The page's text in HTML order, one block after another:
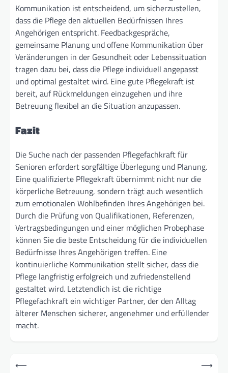
Kommunikation ist entscheidend, um sicherzustellen,
dass die Pflege den aktuellen Bedürfnissen Ihres
Angehörigen entspricht. Feedbackgespräche,
gemeinsame Planung und offene Kommunikation über
Veränderungen in der Gesundheit oder Lebenssituation
tragen dazu bei, dass die Pflege individuell angepasst
und optimal gestaltet wird. Eine gute Pflegekraft ist
bereit, auf Rückmeldungen einzugehen und ihre
Betreuung flexibel an die Situation anzupassen.
Fazit
Die Suche nach der passenden Pflegefachkraft für
Senioren erfordert sorgfältige Überlegung und Planung.
Eine qualifizierte Pflegekraft übernimmt nicht nur die
körperliche Betreuung, sondern trägt auch wesentlich
zum emotionalen Wohlbefinden Ihres Angehörigen bei.
Durch die Prüfung von Qualifikationen, Referenzen,
Vertragsbedingungen und einer möglichen Probephase
können Sie die beste Entscheidung für die individuellen
Bedürfnisse Ihres Angehörigen treffen. Eine
kontinuierliche Kommunikation stellt sicher, dass die
Pflege langfristig erfolgreich und zufriedenstellend
gestaltet wird. Letztendlich ist die richtige
Pflegefachkraft ein wichtiger Partner, der den Alltag
älterer Menschen sicherer, angenehmer und erfüllender
macht.
Post
⟵
⟶